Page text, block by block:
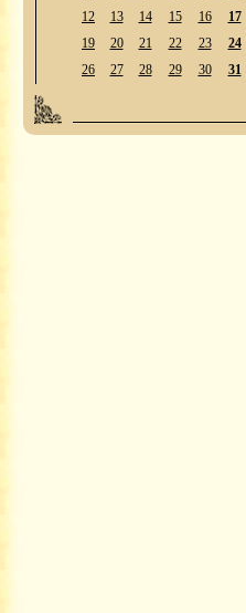
12
13 14 15 16 17
19
20 21 22 23 24
26
27 28 29 30 31